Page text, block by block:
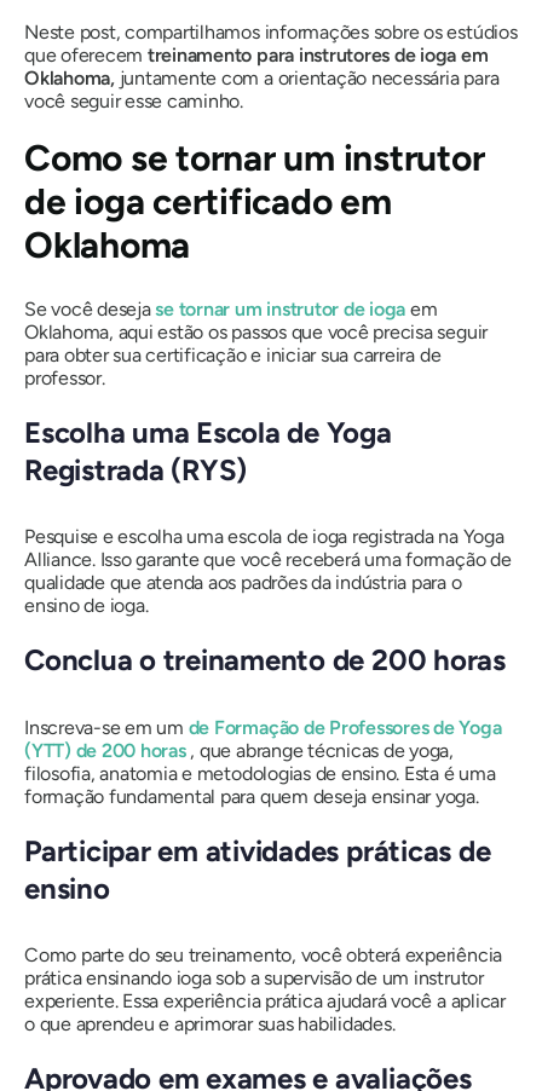
Neste post, compartilhamos informações sobre os estúdios
que oferecem treinamento para instrutores de ioga em
Oklahoma,juntamente com a orientação necessária para
você seguir esse caminho.
Como se tornar um instrutor
de ioga certificado em
Oklahoma
Se você desejase tornar um instrutor de ioga em
Oklahoma, aqui estão os passos que você precisa seguir
para obter sua certificação e iniciar sua carreira de
professor.
Escolha uma Escola de Yoga
Registrada (RYS)
Pesquise e escolha uma escola de ioga registrada na Yoga
Alliance. Isso garante que você receberá uma formação de
qualidade que atenda aos padrões da indústria para o
ensino de ioga.
Conclua o treinamento de 200 horas
Inscreva-se em um de Formação de Professores de Yoga
(YTT) de 200 horas, que abrange técnicas de yoga,
filosofia, anatomia e metodologias de ensino. Esta é uma
formação fundamental para quem deseja ensinar yoga.
Participar em atividades práticas de
ensino
Como parte do seu treinamento, você obterá experiência
prática ensinando ioga sob a supervisão de um instrutor
experiente. Essa experiência prática ajudará você a aplicar
o que aprendeu e aprimorar suas habilidades.
Aprovado em exames e avaliações